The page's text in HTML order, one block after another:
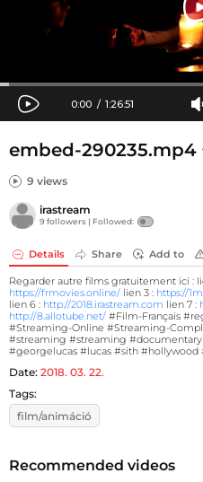
embed-290235.mp4
9 views
irastream
9 followers | Followed:
Details Share Add to
Regarder autre films gratuitement ici :
https://frmovies.online/ lien 3 : https://
lien 6 : http://2018.irastream.com lien 7 :
http://8.allotube.net/ #Film-Français
#Streaming-Online #Streaming-
#streaming #streaming
#georgelucas #lucas #sith
Date: 2018. 03. 22.
Tags:
film/animáció
Recommended videos